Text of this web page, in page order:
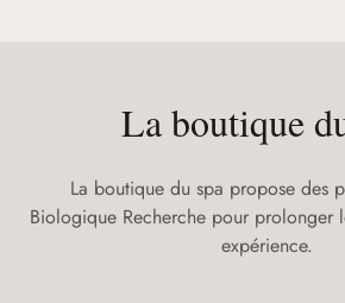
La boutique
La boutique du spa propose des
Biologique Recherche pour prolonger
expérience.